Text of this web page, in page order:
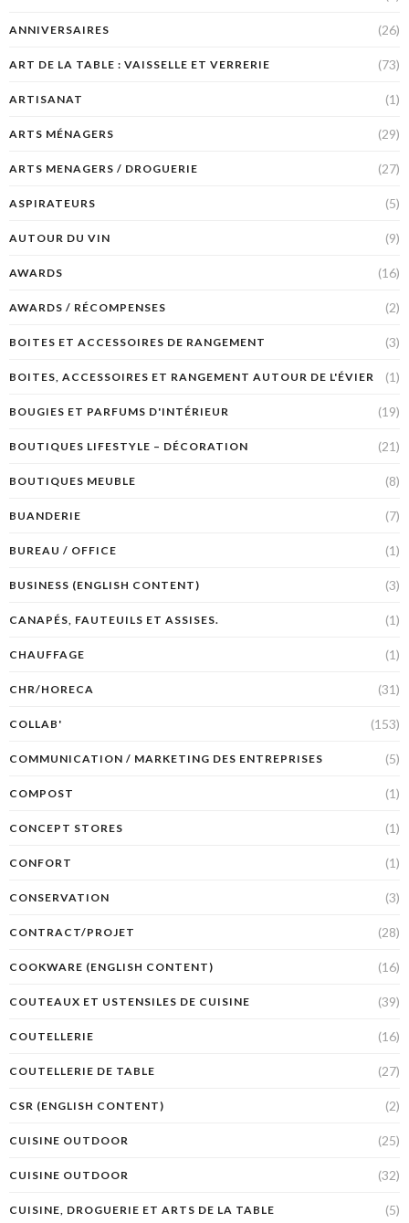
ANNIVERSAIRES (26)
ART DE LA TABLE : VAISSELLE ET VERRERIE (73)
ARTISANAT (1)
ARTS MÉNAGERS (29)
ARTS MENAGERS / DROGUERIE (27)
ASPIRATEURS (5)
AUTOUR DU VIN (9)
AWARDS (16)
AWARDS / RÉCOMPENSES (2)
BOITES ET ACCESSOIRES DE RANGEMENT (3)
BOITES, ACCESSOIRES ET RANGEMENT AUTOUR DE L'ÉVIER (1)
BOUGIES ET PARFUMS D'INTÉRIEUR (19)
BOUTIQUES LIFESTYLE – DÉCORATION (21)
BOUTIQUES MEUBLE (8)
BUANDERIE (7)
BUREAU / OFFICE (1)
BUSINESS (ENGLISH CONTENT) (3)
CANAPÉS, FAUTEUILS ET ASSISES. (1)
CHAUFFAGE (1)
CHR/HORECA (31)
COLLAB' (153)
COMMUNICATION / MARKETING DES ENTREPRISES (5)
COMPOST (1)
CONCEPT STORES (1)
CONFORT (1)
CONSERVATION (3)
CONTRACT/PROJET (28)
COOKWARE (ENGLISH CONTENT) (16)
COUTEAUX ET USTENSILES DE CUISINE (39)
COUTELLERIE (16)
COUTELLERIE DE TABLE (27)
CSR (ENGLISH CONTENT) (2)
CUISINE OUTDOOR (25)
CUISINE OUTDOOR (32)
CUISINE, DROGUERIE ET ARTS DE LA TABLE (5)